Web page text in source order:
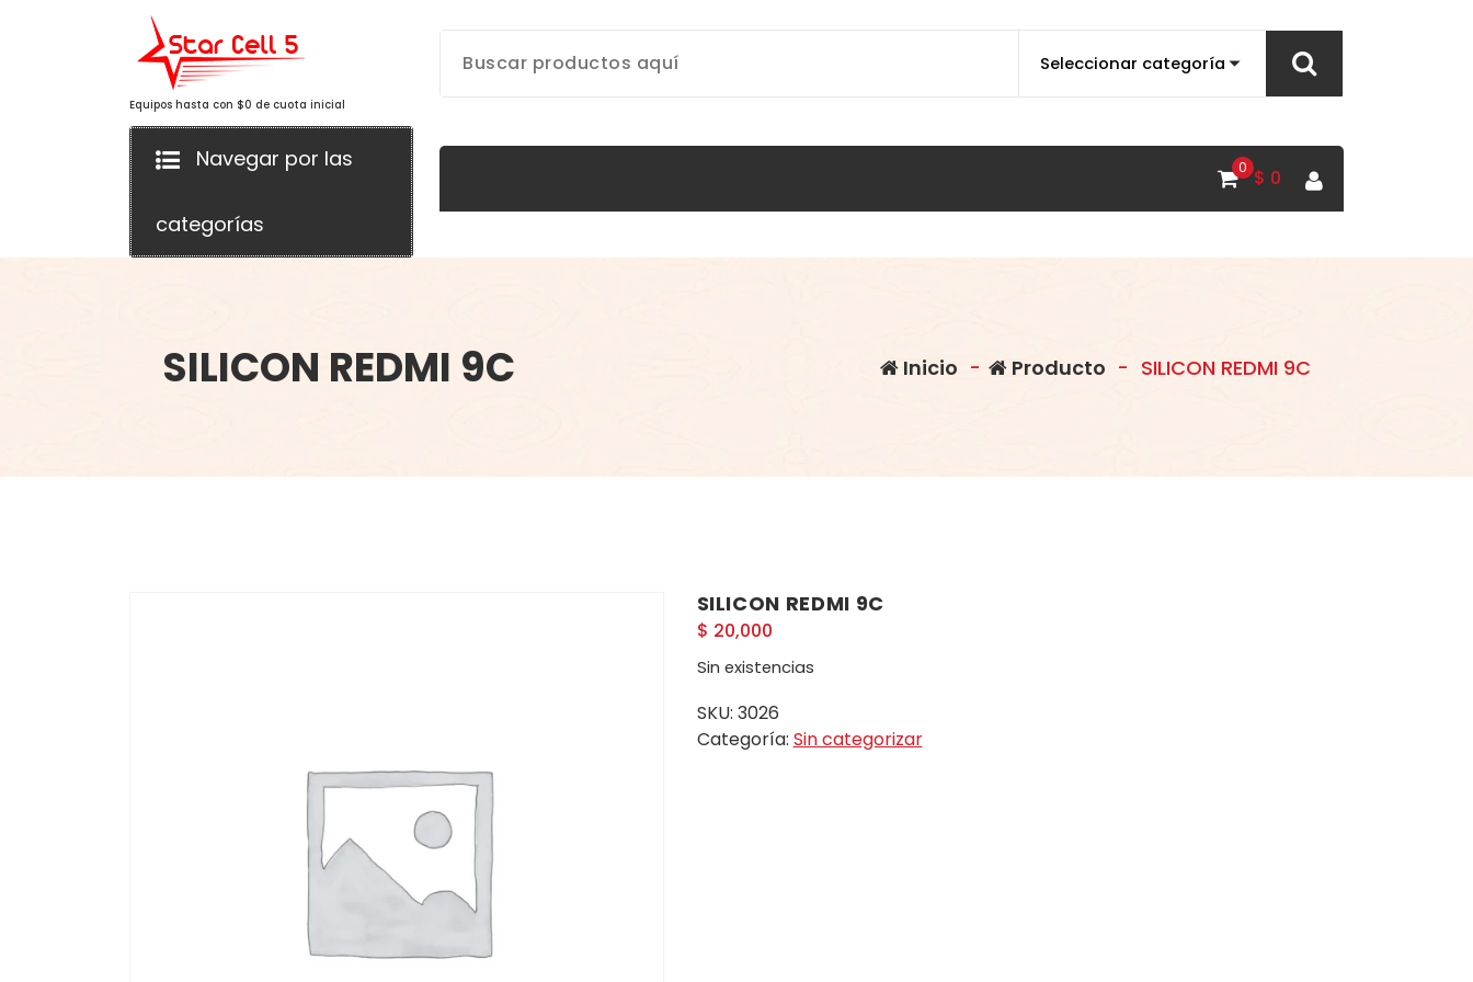
Equipos hasta con $0 de cuota inicial
Navegar por las
categorías
0 $ 0
SILICON REDMI 9C Inicio - Producto - SILICON REDMI 9C
SILICON REDMI 9C
$ 20,000
Sin existencias
SKU: 3026
Categoría: Sin categorizar